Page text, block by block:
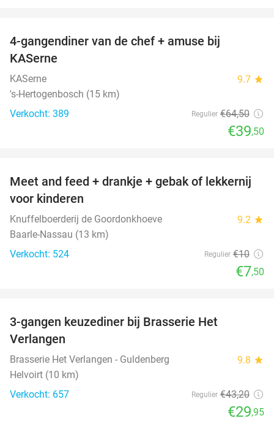
4-gangendiner van de chef + amuse bij
KASerne
KASerne 9.7 star
's-Hertogenbosch (15 km)
Verkocht: 389
Regulier €64,50
€39,50
25%
Meet and feed + drankje + gebak of lekkernij
voor kinderen
Knuffelboerderij de Goordonkhoeve 9.2 star
Baarle-Nassau (13 km)
Verkocht: 524
Regulier €10
€7,50
3-gangen keuzediner bij Brasserie Het
Verlangen
Brasserie Het Verlangen - Guldenberg 9.8 star
Helvoirt (10 km)
Verkocht: 657
Regulier €43,20
€29,95